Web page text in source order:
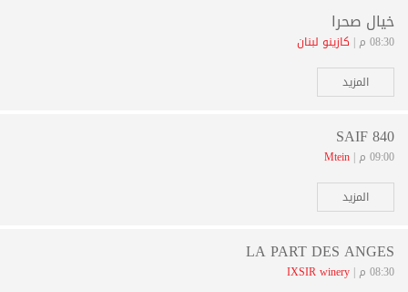
خيال صحرا
08:30 م |
كازينو لبنان
المزيد
SAIF 840
09:00 م |
Mtein
المزيد
LA PART DES ANGES
08:30 م |
IXSIR winery